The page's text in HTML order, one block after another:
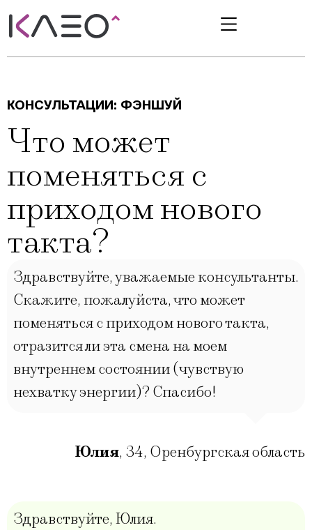
КОНСУЛЬТАЦИИ: ФЭНШУЙ
Что может
поменяться с
приходом нового
такта?
Здравствуйте, уважаемые консультанты.
Скажите, пожалуйста, что может
поменяться с приходом нового такта,
отразится ли эта смена на моем
внутреннем состоянии (чувствую
нехватку энергии)? Спасибо!
Юлия, 34, Оренбургская область
Здравствуйте, Юлия.